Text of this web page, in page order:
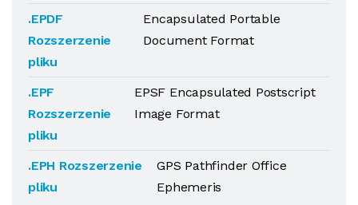
.EPDF
Rozszerzenie
pliku
Encapsulated Portable
Document Format
.EPF
Rozszerzenie
pliku
EPSF Encapsulated Postscript
Image Format
.EPH Rozszerzenie
pliku
GPS Pathfinder Office
Ephemeris